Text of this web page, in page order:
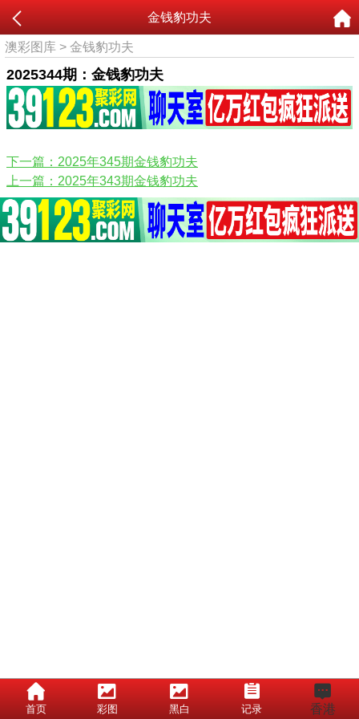
首页 彩图 黑白 记录 香港
金钱豹功夫
澳彩图库 > 金钱豹功夫
2025344期：金钱豹功夫
下一篇：2025年345期金钱豹功夫
上一篇：2025年343期金钱豹功夫